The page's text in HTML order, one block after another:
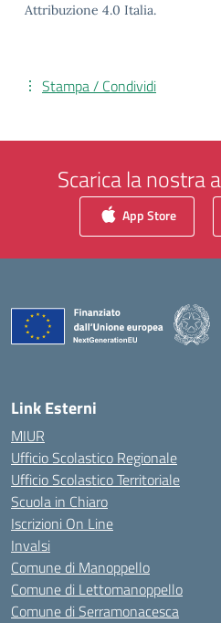
Attribuzione 4.0 Italia.
Stampa / Condividi
Scarica la nostra
App Store
Link Esterni
MIUR
Ufficio Scolastico Regionale
Ufficio Scolastico Territoriale
Scuola in Chiaro
Iscrizioni On Line
Invalsi
Comune di Manoppello
Comune di Lettomanoppello
Comune di Serramonacesca